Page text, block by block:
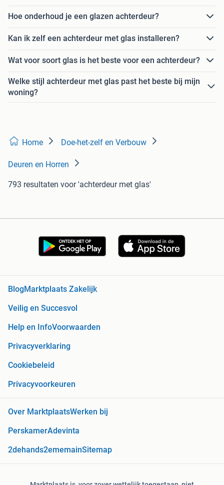
Hoe onderhoud je een glazen achterdeur?
Kan ik zelf een achterdeur met glas installeren?
Wat voor soort glas is het beste voor een achterdeur?
Welke stijl achterdeur met glas past het beste bij mijn
woning?
Home Doe-het-zelf en Verbouw
Deuren en Horren
793 resultaten voor 'achterdeur met glas'
BlogMarktplaats Zakelijk
Veilig en Succesvol
Help en InfoVoorwaarden
Privacyverklaring
Cookiebeleid
Privacyvoorkeuren
Over MarktplaatsWerken bij
PerskamerAdevinta
2dehands2ememainSitemap